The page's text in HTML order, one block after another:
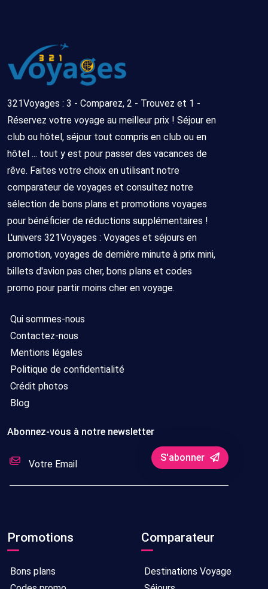
321Voyages : 3 - Comparez, 2 - Trouvez et 1 -
Réservez votre voyage au meilleur prix ! Séjour en
club ou hôtel, séjour tout compris en club ou en
hôtel ... tout y est pour passer des vacances de
rêve. Faites votre choix en utilisant notre
comparateur de voyages et consultez notre
sélection de bons plans et promotions voyages
pour bénéficier de réductions supplémentaires !
L'univers 321Voyages : Voyages et séjours en
promotion, voyages de dernière minute à prix mini,
billets d'avion pas cher, bons plans et codes
promo pour partir moins cher en voyage.
Qui sommes-nous
Contactez-nous
Mentions légales
Politique de confidentialité
Crédit photos
Blog
Abonnez-vous à notre newsletter
S'abonner
Promotions
Bons plans
Comparateur
Destinations Voyage